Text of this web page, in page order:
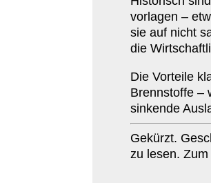
vorlagen –
sie auf nicht
die
Die Vorteile
Brenn­stoffe –
sinkende
Gekürzt.
zu lesen. Zum